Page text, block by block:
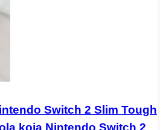
Switch 2 Slim Tough
koja Nintendo Switch 2